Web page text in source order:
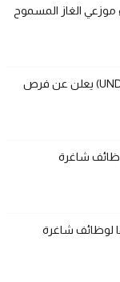
موزعي الغاز المسموح
برنامج الأمم المتحدة الإنمائي (UNDP) يعلن عن فرص